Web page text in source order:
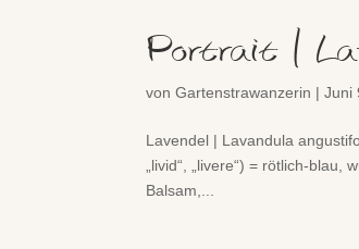
Portrait |
vonGartenstrawanzerin |Juni
Lavendel | Lavandula
„livid“, „livere“) = rötlich-
Balsam,...